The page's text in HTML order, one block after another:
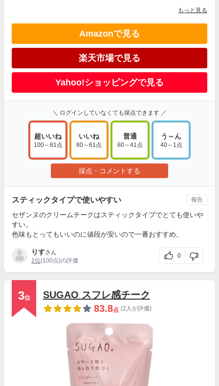
もっと見る
Amazonで見る
楽天市場で見る
Yahoo!ショッピングで見る
＼ ログインしていなくても採点できます ／
超いいね
100～81点
いいね
80～61点
普通
60～41点
う～ん
40～1点
採点・コメントする
スティックタイプで使いやすい
セザンヌのクリームチークはスティックタイプでとても使いや
すい。
色味もとってもいいのに値段が安いので一番おすすめ。
りすさん
1位(100点)の評価
0
報告
3位
SUGAO スフレ感チーク
83.8点 (2人が評価)